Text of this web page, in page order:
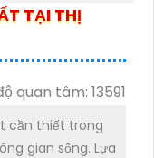
TẠI THỊ
quan tâm: 13591
cần thiết trong
gian sống. Lựa